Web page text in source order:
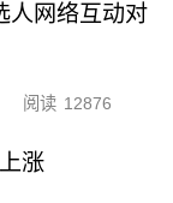
人网络互动对
阅读 12876
涨